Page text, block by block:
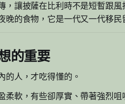
，讓披薩在比利時不是短暫跟
晚的食物，它是一代又一代移民
的重要
的人，才吃得懂的。
柔軟，有些卻厚實、帶著強烈